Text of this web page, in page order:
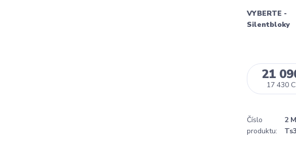
VYBERTE -
Silentbloky
21
17 430
Číslo
produktu:
2